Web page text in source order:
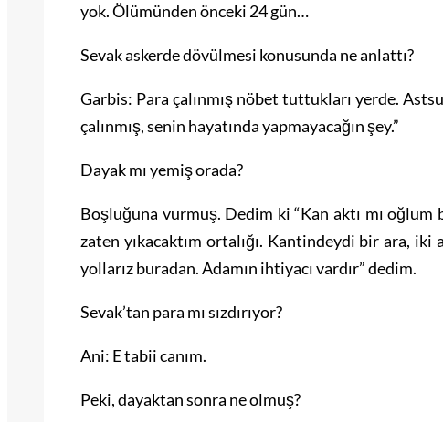
yok. Ölümünden önceki 24 gün…
Sevak askerde dövülmesi konusunda ne anlattı?
Garbis: Para çalınmış nöbet tuttukları yerde.
çalınmış, senin hayatında yapmayacağın şey.”
Dayak mı yemiş orada?
Boşluğuna vurmuş. Dedim ki “Kan aktı mı oğlum
zaten yıkacaktım ortalığı. Kantindeydi bir ara, iki
yollarız buradan. Adamın ihtiyacı vardır” dedim.
Sevak’tan para mı sızdırıyor?
Ani: E tabii canım.
Peki, dayaktan sonra ne olmuş?